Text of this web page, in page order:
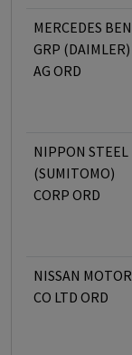
MERCEDES
GRP (DAIMLER)
AG ORD
NIPPON STEEL
(SUMITOMO)
CORP ORD
NISSAN MOTOR
CO LTD ORD